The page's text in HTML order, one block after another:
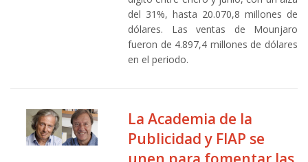
del 31%, hasta 20.070,8 millones de
dólares. Las ventas de Mounjaro
fueron de 4.897,4 millones de dólares
en el periodo.
La Academia de la
Publicidad y FIAP se